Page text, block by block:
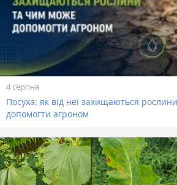
4 серпня
Посуха: як від неї захищаються
допомогти агроном